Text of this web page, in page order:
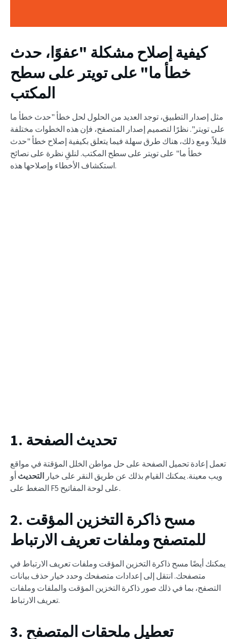
كيفية إصلاح مشكلة "عفوًا، حدث
خطأ ما" على تويتر على سطح
المكتب
مثل إصدار التطبيق، توجد العديد من الحلول لحل خطأ "حدث خطأ ما
على تويتر". نظرًا لتصميم إصدار المتصفح، فإن هذه الخطوات مختلفة
قليلاً. ومع ذلك، هناك طرق سهلة فيما يتعلق بكيفية إصلاح خطأ "حدث
خطأ ما" على تويتر على سطح المكتب. لنلقِ نظرة على نصائح
استكشاف الأخطاء وإصلاحها هذه.
1. تحديث الصفحة
تعمل إعادة تحميل الصفحة على حل مواطن الخلل المؤقتة في مواقع
ويب معينة. يمكنك القيام بذلك عن طريق النقر على خيار التحديث أو
الضغط على F5 على لوحة المفاتيح.
2. مسح ذاكرة التخزين المؤقت
للمتصفح وملفات تعريف الارتباط
يمكنك أيضًا مسح ذاكرة التخزين المؤقت وملفات تعريف الارتباط في
متصفحك. انتقل إلى إعدادات متصفحك وحدد خيار حذف بيانات
التصفح، بما في ذلك صور ذاكرة التخزين المؤقت والملفات وملفات
تعريف الارتباط.
3. تعطيل ملحقات المتصفح